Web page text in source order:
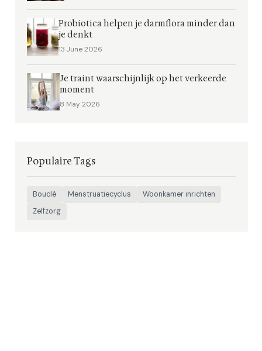
Probiotica helpen je darmflora minder dan
je denkt
13 June 2026
Je traint waarschijnlijk op het verkeerde
moment
8 May 2026
Populaire Tags
Bouclé Menstruatiecyclus
Woonkamer inrichten
Zelfzorg